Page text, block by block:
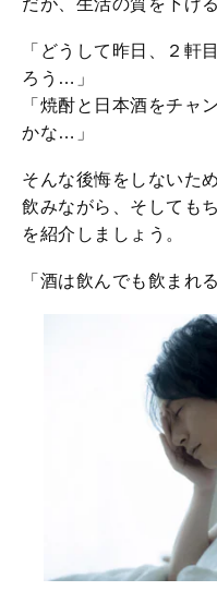
だが、生活の質を下げ
「どうして昨日、２軒
ろう…」
「焼酎と日本酒をチャ
かな…」
そんな後悔をしないた
飲みながら、そしても
を紹介しましょう。
「酒は飲んでも飲まれ